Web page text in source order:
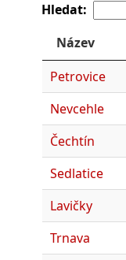
Hledat:
Název
Petrovice
Nevcehle
Čechtín
Sedlatice
Lavičky
Trnava